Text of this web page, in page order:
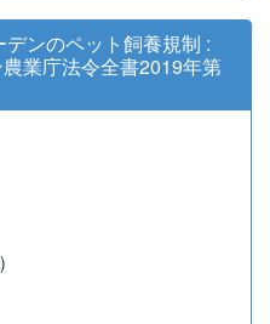
デンのペット飼養規制 :
業庁法令全書2019年第
)